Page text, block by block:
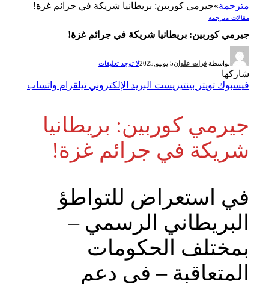
مترجمة»جيرمي كوربين: بريطانيا شريكة في جرائم غزة!
مقالات مترجمة
جيرمي كوربين: بريطانيا شريكة في جرائم غزة!
بواسطة فرات علوان 5 يونيو,2025 لا توجد تعليقات
شاركها
فيسبوك تويتر بينتيريست البريد الإلكتروني تيلقرام واتساب
جيرمي كوربين: بريطانيا
شريكة في جرائم غزة!
في استعراض للتواطؤ
البريطاني الرسمي –
بمختلف الحكومات
المتعاقبة – في دعم